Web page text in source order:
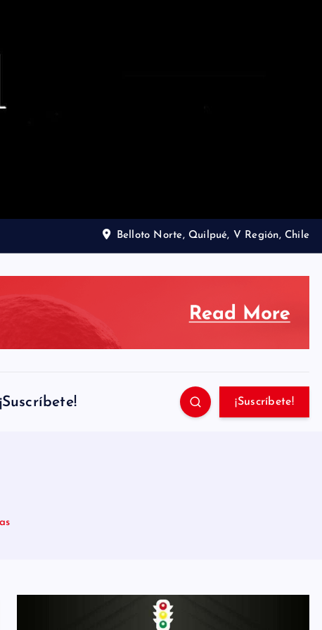
Belloto Norte, Quilpué, V Región, Chile
¡Suscríbete! ¡Suscríbete!